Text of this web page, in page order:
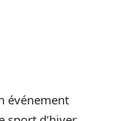
événement